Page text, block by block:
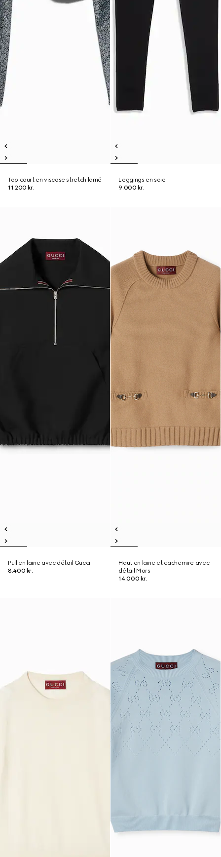
Top court en viscose stretch lamé
11.200 kr.
Leggings en soie
9.000 kr.
Pull en laine avec détail Gucci
8.400 kr.
Haut en laine et cachemire avec
détail Mors
14.000 kr.